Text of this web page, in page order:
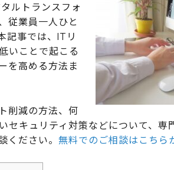
ルトランスフォ
従業員一人ひと
記事では、ITリ
いことで起こる
を高める方法ま
減の方法、何
セキュリティ対策などについて、専
ください。 無料でのご相談はこちら